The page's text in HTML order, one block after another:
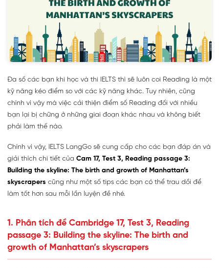
Đa số các bạn khi học và thi IELTS thì sẽ luôn coi Reading là một
kỹ năng kéo điểm so với các kỹ năng khác. Tuy nhiên, cũng
chính vì vậy mà việc cải thiện điểm số Reading đối với nhiều
bạn lại bị chững ở những giai đoạn khác nhau và không biết
phải làm thế nào.
Chính vì vậy, IELTS LangGo sẽ cung cấp cho các bạn đáp án và
giải thích chi tiết của Cam 17, Test 3, Reading passage 3:
Building the skyline: The birth and growth of Manhattan’s
skyscrapers cũng như một số tips các bạn có thể trau dồi để
làm tốt hơn sau mỗi lần luyện đề nhé.
1. Phân tích đề Cambridge 17, Test 3, Reading
passage 3: Building the skyline: The birth and
growth of Manhattan’s skyscrapers